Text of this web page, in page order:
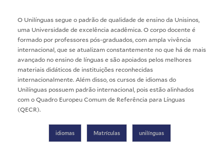
O Unilínguas segue o padrão de qualidade de ensino da Unisinos,
uma Universidade de excelência acadêmica. O corpo docente é
formado por professores pós-graduados, com ampla vivência
internacional, que se atualizam constantemente no que há de mais
avançado no ensino de línguas e são apoiados pelos melhores
materiais didáticos de instituições reconhecidas
internacionalmente. Além disso, os cursos de idiomas do
Unilínguas possuem padrão internacional, pois estão alinhados
com o Quadro Europeu Comum de Referência para Línguas
(QECR).
idiomas Matrículas unilínguas